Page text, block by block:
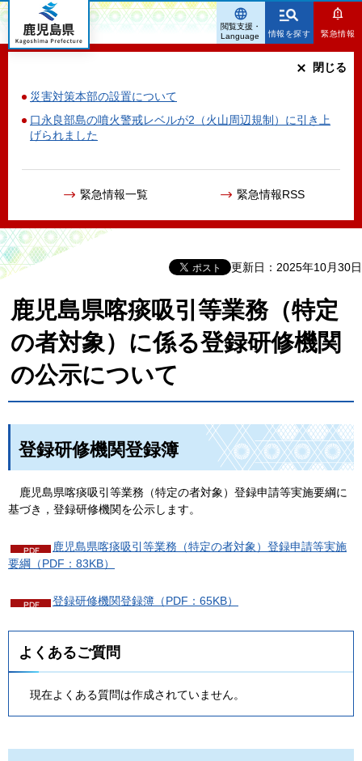
鹿児島県
情報を探す 緊急情報
災害対策本部の設置について
口永良部島の噴火警戒レベルが2（火山周辺規制）に引き上
げられました
緊急情報一覧 緊急情報RSS
閉じる
閲覧支援・
Language
更新日：2025年10月30日
鹿児島県喀痰吸引等業務（特定
の者対象）に係る登録研修機関
の公示について
登録研修機関登録簿
鹿児島県喀痰吸引等業務（特定の者対象）登録申請等実施要綱に
基づき，登録研修機関を公示します。
鹿児島県喀痰吸引等業務（特定の者対象）登録申請等実施
要綱（PDF：83KB）
登録研修機関登録簿（PDF：65KB）
よくあるご質問
現在よくある質問は作成されていません。